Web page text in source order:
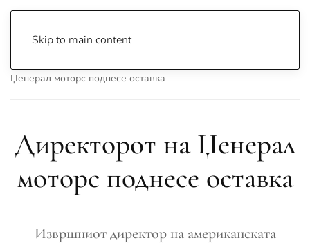
Skip to main content
Џенерал моторс поднесе оставка
Директорот на Џенерал
моторс поднесе оставка
Извршниот директор на американската